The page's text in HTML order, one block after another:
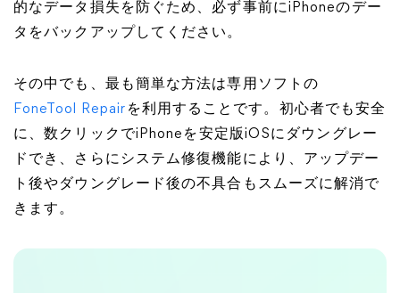
的なデータ損失を防ぐため、必ず事前にiPhoneのデー
タをバックアップしてください。
その中でも、最も簡単な方法は専用ソフトの
FoneTool Repair を利用することです。初心者でも安全
に、数クリックでiPhoneを安定版iOSにダウングレー
ドでき、さらにシステム修復機能により、アップデー
ト後やダウングレード後の不具合もスムーズに解消で
きます。